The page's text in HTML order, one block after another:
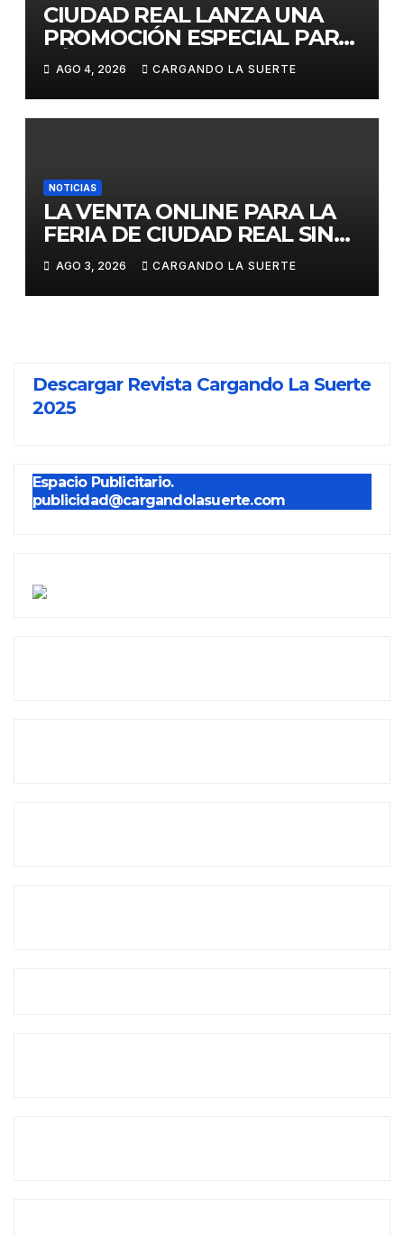
CIUDAD REAL LANZA UNA
PROMOCIÓN ESPECIAL PARA
JÓVENES MENORES DE 25
AÑOS EN LAS DOS GRANDES
CITAS DEL ABONO
AGO 4, 2026 CARGANDO LA SUERTE
NOTICIAS
LA VENTA ONLINE PARA LA
FERIA DE CIUDAD REAL SIN
GASTOS DE GESTION HASTA
EL DOMINGO
AGO 3, 2026 CARGANDO LA SUERTE
Descargar Revista Cargando La Suerte
2025
Espacio Publicitario.
publicidad@cargandolasuerte.com